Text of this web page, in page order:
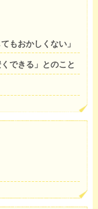
もおかしくない」
できる」とのこと